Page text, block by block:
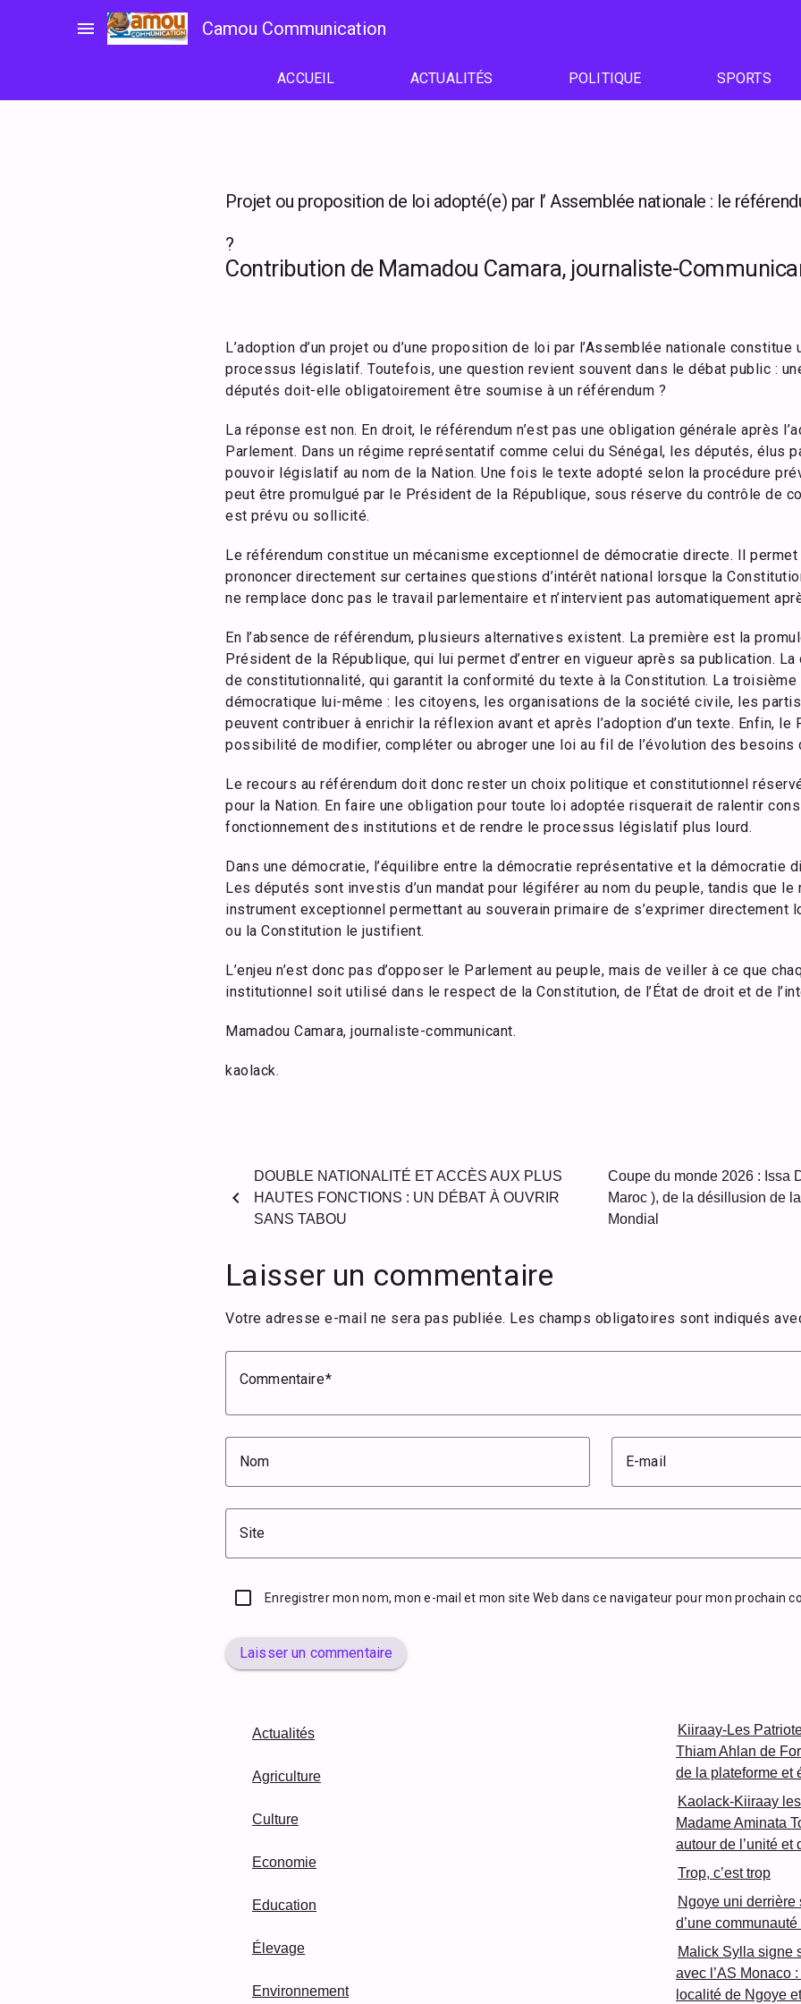
menu Camou Communication
ACCUEIL ACTUALITÉS POLITIQUE SPORTS
Projet ou proposition de loi adopté(e) par l’ Assemblée nationale : le
?
Contribution de Mamadou Camara, journaliste-
L’adoption d’un projet ou d’une proposition de loi par l’Assemblée nationale
processus législatif. Toutefois, une question revient souvent dans le débat public :
députés doit-elle obligatoirement être soumise à un référendum ?
La réponse est non. En droit, le référendum n’est pas une obligation générale après
Parlement. Dans un régime représentatif comme celui du Sénégal, les députés, élus
pouvoir législatif au nom de la Nation. Une fois le texte adopté selon la procédure
peut être promulgué par le Président de la République, sous réserve du contrôle de
est prévu ou sollicité.
Le référendum constitue un mécanisme exceptionnel de démocratie directe. Il
prononcer directement sur certaines questions d’intérêt national lorsque la
ne remplace donc pas le travail parlementaire et n’intervient pas automatiquement
En l’absence de référendum, plusieurs alternatives existent. La première est la
Président de la République, qui lui permet d’entrer en vigueur après sa publication.
de constitutionnalité, qui garantit la conformité du texte à la Constitution. La
démocratique lui-même : les citoyens, les organisations de la société civile, les
peuvent contribuer à enrichir la réflexion avant et après l’adoption d’un texte. Enfin, le
possibilité de modifier, compléter ou abroger une loi au fil de l’évolution des besoins
Le recours au référendum doit donc rester un choix politique et constitutionnel
pour la Nation. En faire une obligation pour toute loi adoptée risquerait de ralentir
fonctionnement des institutions et de rendre le processus législatif plus lourd.
Dans une démocratie, l’équilibre entre la démocratie représentative et la démocratie
Les députés sont investis d’un mandat pour légiférer au nom du peuple, tandis que le
instrument exceptionnel permettant au souverain primaire de s’exprimer directement
ou la Constitution le justifient.
L’enjeu n’est donc pas d’opposer le Parlement au peuple, mais de veiller à ce que
institutionnel soit utilisé dans le respect de la Constitution, de l’État de droit et de
Mamadou Camara, journaliste-communicant.
kaolack.
chevron_left
DOUBLE NATIONALITÉ ET ACCÈS AUX PLUS
HAUTES FONCTIONS : UN DÉBAT À OUVRIR
SANS TABOU
Coupe du monde 2026 : Issa
Maroc ), de la désillusion de
Mondial
Laisser un commentaire
Votre adresse e-mail ne sera pas publiée. Les champs obligatoires sont indiqués
Commentaire
Nom E-mail
Site
Enregistrer mon nom, mon e-mail et mon site Web dans ce navigateur pour mon prochain
Laisser un commentaire
Actualités
Agriculture
Culture
Economie
Education
Élevage
Environnement
Kiiraay-Les
Thiam Ahlan de
de la plateforme et
Kaolack-Kiiraay
Madame Aminata
autour de l’unité et
Trop, c’est trop
Ngoye uni
d’une
Malick Sylla signe
avec l’AS Monaco
localité de Ngoye